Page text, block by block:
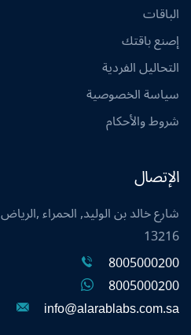
الباقات
إصنع باقتك
التحاليل الفردية
سياسة الخصوصية
شروط والأحكام
الإتصال
شارع خالد بن الوليد, الحمراء ,الرياض
13216
8005000200
8005000200
info@alarablabs.com.sa